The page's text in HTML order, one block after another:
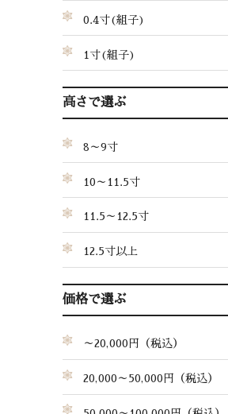
0.4寸(組子)
1寸(組子)
高さで選ぶ
8～9寸
10～11.5寸
11.5～12.5寸
12.5寸以上
価格で選ぶ
～20,000円（税込）
20,000～50,000円（税込）